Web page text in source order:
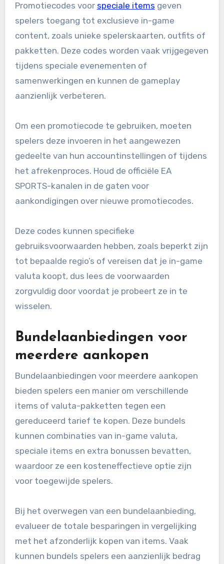
Promotiecodes voor speciale items geven
spelers toegang tot exclusieve in-game
content, zoals unieke spelerskaarten, outfits of
pakketten. Deze codes worden vaak vrijgegeven
tijdens speciale evenementen of
samenwerkingen en kunnen de gameplay
aanzienlijk verbeteren.
Om een promotiecode te gebruiken, moeten
spelers deze invoeren in het aangewezen
gedeelte van hun accountinstellingen of tijdens
het afrekenproces. Houd de officiële EA
SPORTS-kanalen in de gaten voor
aankondigingen over nieuwe promotiecodes.
Deze codes kunnen specifieke
gebruiksvoorwaarden hebben, zoals beperkt zijn
tot bepaalde regio’s of vereisen dat je in-game
valuta koopt, dus lees de voorwaarden
zorgvuldig door voordat je probeert ze in te
wisselen.
Bundelaanbiedingen voor
meerdere aankopen
Bundelaanbiedingen voor meerdere aankopen
bieden spelers een manier om verschillende
items of valuta-pakketten tegen een
gereduceerd tarief te kopen. Deze bundels
kunnen combinaties van in-game valuta,
speciale items en extra bonussen bevatten,
waardoor ze een kosteneffectieve optie zijn
voor toegewijde spelers.
Bij het overwegen van een bundelaanbieding,
evalueer de totale besparingen in vergelijking
met het afzonderlijk kopen van items. Vaak
kunnen bundels spelers een aanzienlijk bedrag